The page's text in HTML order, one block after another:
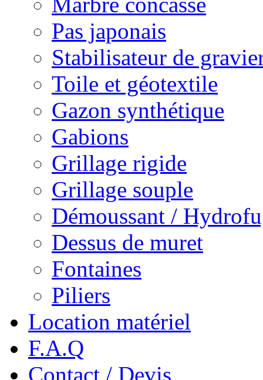
Pas japonais
Stabilisateur de
Toile et géotextile
Gazon synthétique
Gabions
Grillage rigide
Grillage souple
Démoussant /
Dessus de muret
Fontaines
Piliers
Location matériel
F.A.Q
Contact / Devis